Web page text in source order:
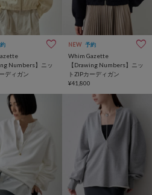
Numbers】ニッ
ディガン
NEW 予約
Whim Gazette
【Drawing Numbers】ニッ
トZIPカーディガン
¥41,800